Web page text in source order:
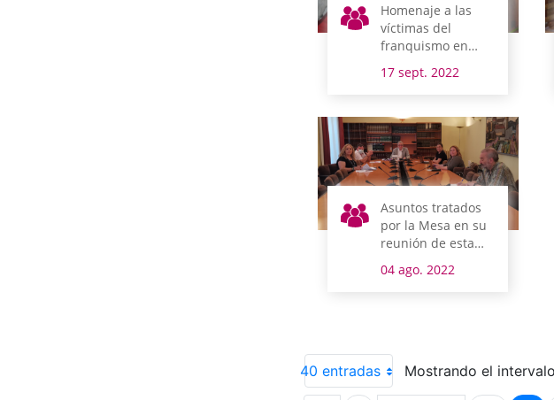
Homenaje a las
víctimas del
franquismo en
17 sept. 2022
Asuntos tratados
por la Mesa en su
reunión de esta
04 ago. 2022
40 entradas Mostrando el